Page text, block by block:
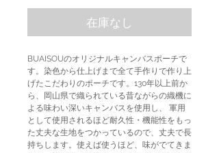
在庫なし
BUAISOUのオリジナルキャンバスポーチで
す。染色から仕上げまで全て手作りで作り上
げたこだわりのポーチです。130年以上前か
ら、岡山県で織られている昔ながらの織機に
よる味わい深いキャンバスを使用し、 軍用
として使用されるほど耐久性・機能性をもっ
た丈夫な生地をつかっているので、丈夫で長
持ちします。使えば使うほど、味がでてきま